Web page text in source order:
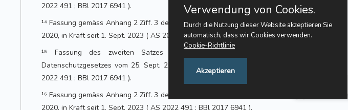
2022 491 ; BBl 2017 6941 ).
¹⁴ Fassung gemäss Anhang 2 Ziff. 3 des Datenschutzgesetzes vom 25. Sept.
2020, in Kraft seit 1. Sept. 2023 ( AS 2022 491 ; BBl 2017 6941 ).
¹⁵ Fassung des zweiten Satzes gemäss Anhang 2 Ziff. 3 des
Datenschutzgesetzes vom 25. Sept. 2020, in Kraft seit 1. Sept. 2023 ( AS
2022 491 ; BBl 2017 6941 ).
¹⁶ Fassung gemäss Anhang 2 Ziff. 3 des Datenschutzgesetzes vom 25. Sept.
2020, in Kraft seit 1. Sept. 2023 ( AS 2022 491 ; BBl 2017 6941 ).
Verwendung von Cookies.
Durch die Nutzung dieser Website akzeptieren Sie
automatisch, dass wir Cookies verwenden.
Cookie-Richtlinie
Akzeptieren